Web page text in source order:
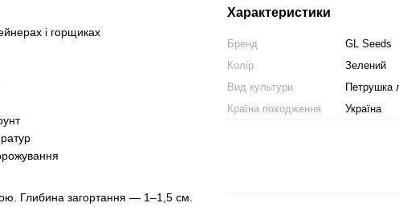
і горщиках
Глибина загортання — 1–1,5 см.
Характеристики
Бренд
GL Seeds
Колір
Зелений
Вид культури
Петрушка
Країна походження
Україна